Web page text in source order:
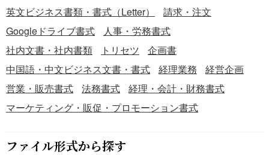
英文ビジネス書類・書式（Letter）
請求・注文
Googleドライブ書式
人事・労務書式
社内文書・社内書類
トリセツ
企画書
中国語・中文ビジネス文書・書式
経理業務
経営企画
営業・販売書式
法務書式
経理・会計・財務書式
マーケティング・販促・プロモーション書式
ファイル形式から探す